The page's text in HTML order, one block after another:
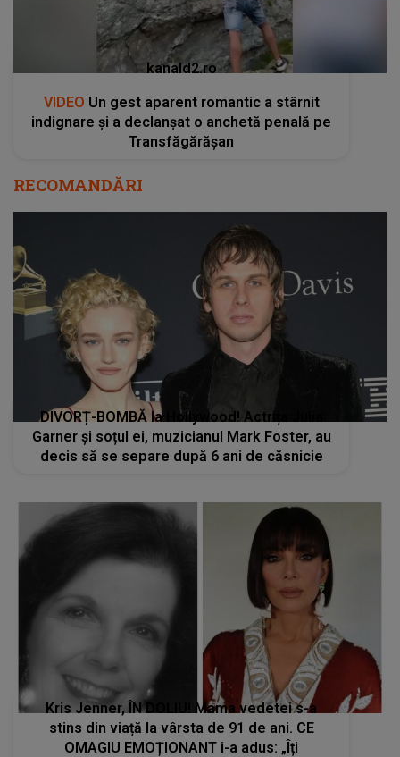
kanald2.ro
VIDEO Un gest aparent romantic a stârnit
indignare și a declanșat o anchetă penală pe
Transfăgărășan
RECOMANDĂRI
DIVORȚ-BOMBĂ la Hollywood! Actrița Julia
Garner și soțul ei, muzicianul Mark Foster, au
decis să se separe după 6 ani de căsnicie
Kris Jenner, ÎN DOLIU! Mama vedetei s-a
stins din viață la vârsta de 91 de ani. CE
OMAGIU EMOȚIONANT i-a adus: „Îți